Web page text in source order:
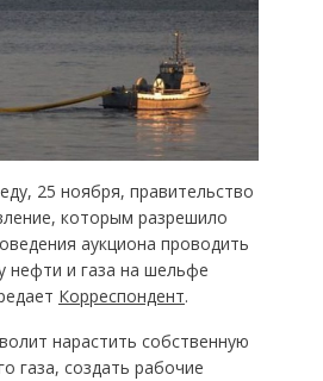
25 ноября, правительство
которым разрешило
аукциона проводить
нефти и газа на шельфе
Корреспондент.
нарастить собственную
газа, создать рабочие